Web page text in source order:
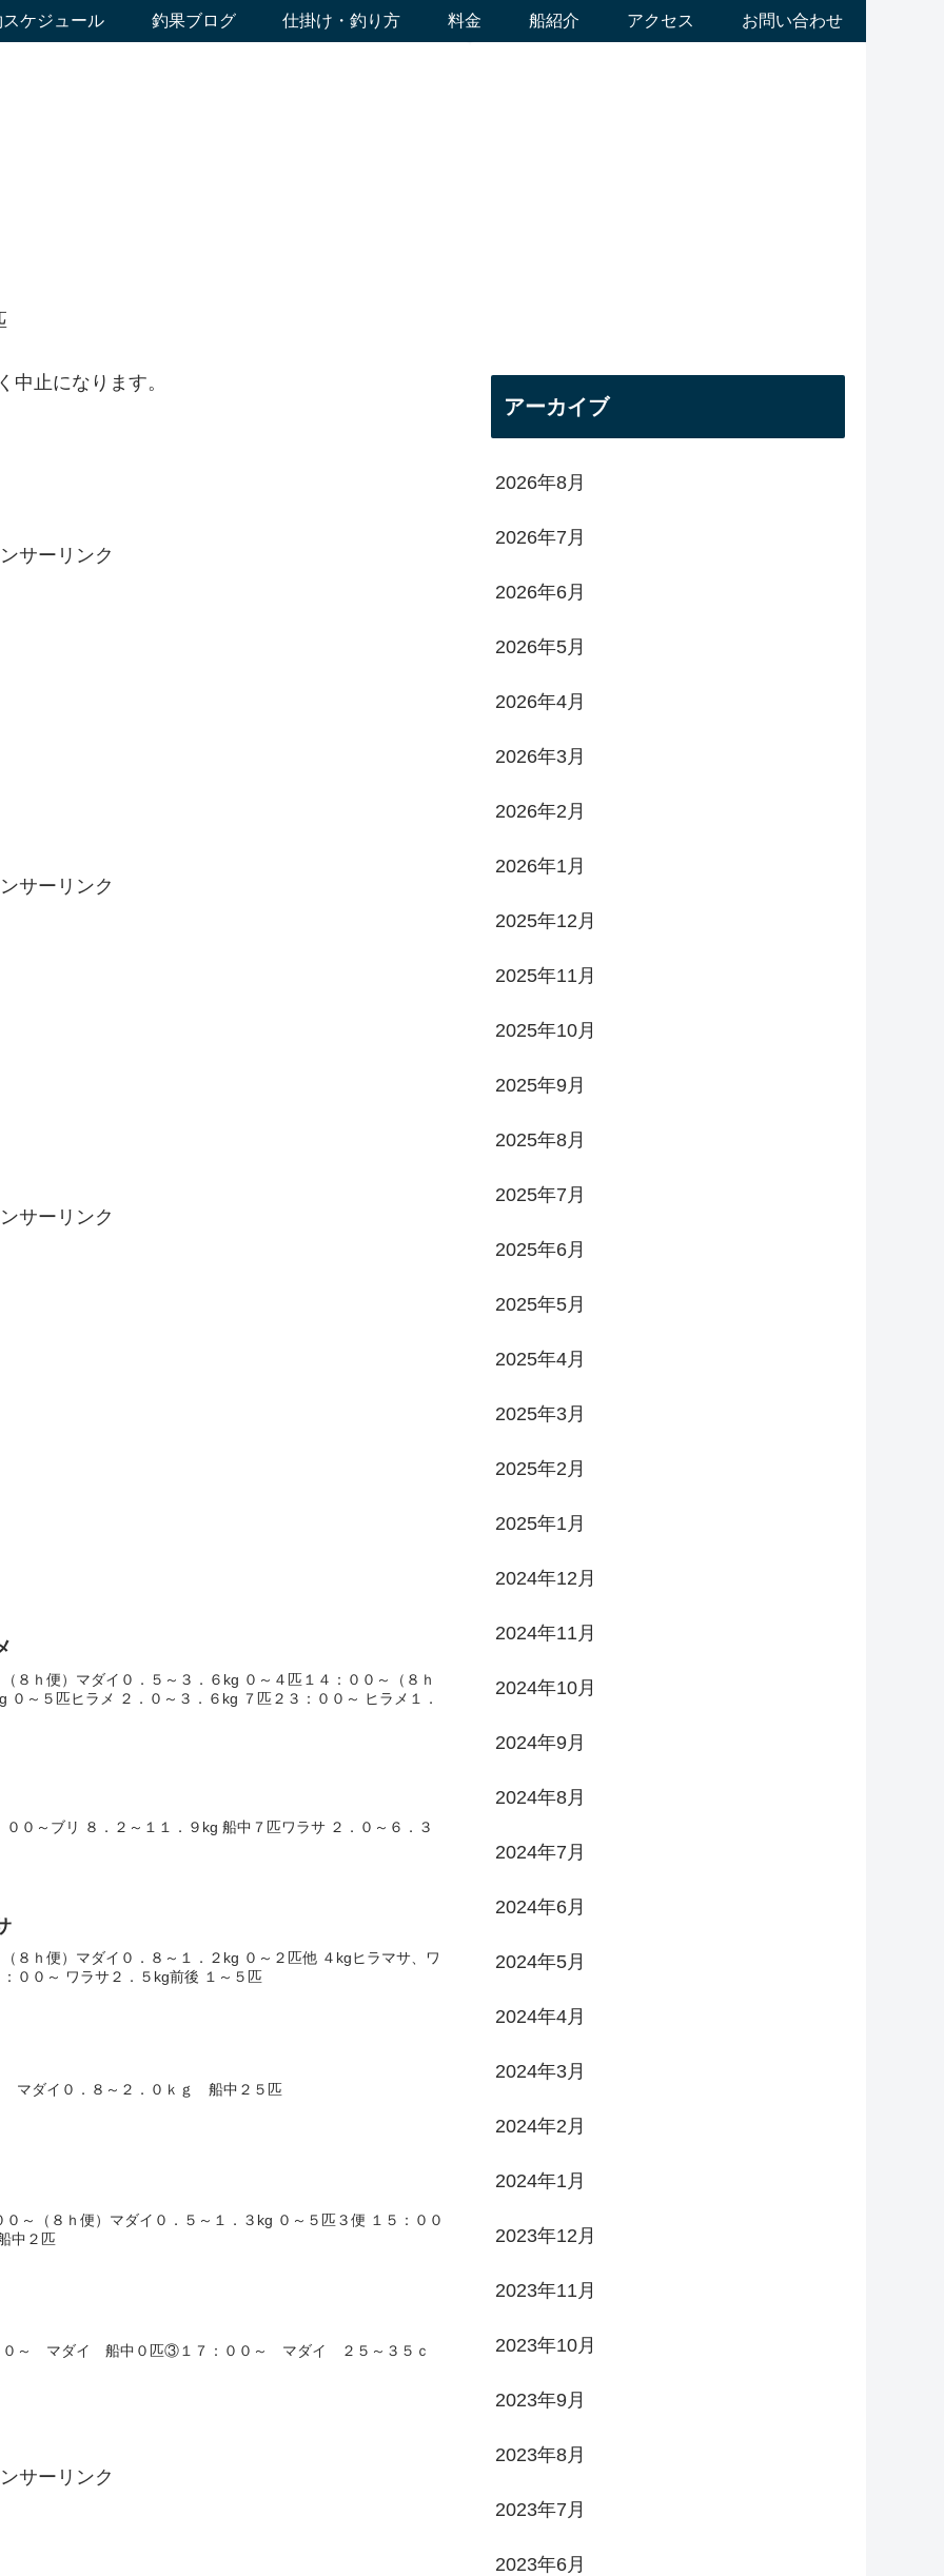
ケジュール 釣果ブログ 仕掛け・釣り方 料金 船紹介 アクセス お問い合わせ
中止になります。
サーリンク
サーリンク
サーリンク
８ｈ便）マダイ０．５～３．６kg ０～４匹１４：００～（８ｈ
０～５匹ヒラメ ２．０～３．６kg ７匹２３：００～ ヒラメ１．
０～ブリ ８．２～１１．９kg 船中７匹ワラサ ２．０～６．３
８ｈ便）マダイ０．８～１．２kg ０～２匹他 ４kgヒラマサ、ワ
００～ ワラサ２．５kg前後 １～５匹
マダイ０．８～２．０ｋｇ 船中２５匹
～（８ｈ便）マダイ０．５～１．３kg ０～５匹３便 １５：００
中２匹
０～ マダイ 船中０匹③１７：００～ マダイ ２５～３５ｃ
サーリンク
アーカイブ
2026年8月
2026年7月
2026年6月
2026年5月
2026年4月
2026年3月
2026年2月
2026年1月
2025年12月
2025年11月
2025年10月
2025年9月
2025年8月
2025年7月
2025年6月
2025年5月
2025年4月
2025年3月
2025年2月
2025年1月
2024年12月
2024年11月
2024年10月
2024年9月
2024年8月
2024年7月
2024年6月
2024年5月
2024年4月
2024年3月
2024年2月
2024年1月
2023年12月
2023年11月
2023年10月
2023年9月
2023年8月
2023年7月
2023年6月